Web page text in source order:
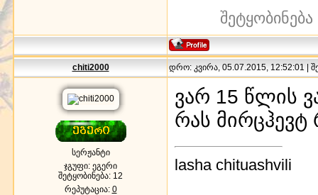
chiti2000 დრო: კვირა, 05.07.2015, 12:52:01 |
სერჟანტი
ჯგუფი: ეგერი
შეტყობინება: 12
რეპუტაცია: 0
ვარ 15 წლის
რას
lasha chituashvili